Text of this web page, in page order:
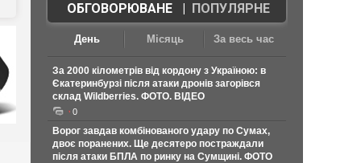
ОБГОВОРЮВАНЕ| ПОПУЛЯРНЕ
День Місяць За весь час
За 2000 кілометрів від кордону з Україною: в
Єкатеринбурзі після атаки дронів загорівся
склад Wildberries. ФОТО. ВІДЕО
0
Ворог завдав комбінованого удару по Сумах,
двоє поранених. Ще десятеро постраждали
після атаки БПЛА по ринку на Сумщині. ФОТО